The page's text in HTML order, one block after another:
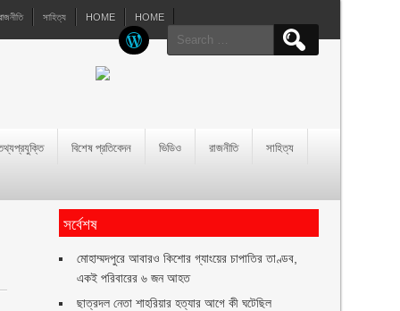
সাহিত্য HOME HOME
Search
for:
বিশেষ প্রতিবেদন ভিডিও রাজনীতি সাহিত্য
সর্বেশষ
মোহাম্মদপুরে আবারও কিশোর গ্যাংয়ের চাপাতির তাণ্ডব,
একই পরিবারের ৬ জন আহত
ছাত্রদল নেতা শাহরিয়ার হত্যার আগে কী ঘটেছিল